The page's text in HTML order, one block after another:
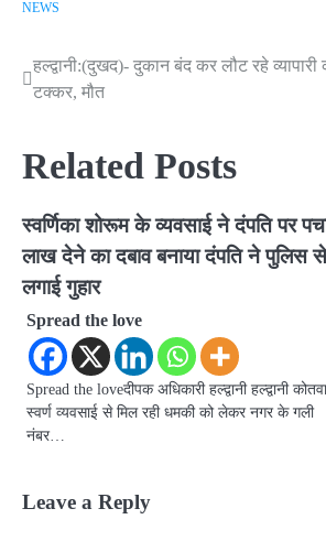
NEWS
Post
हल्द्वानी:(दुखद)- दुकान बंद कर लौट रहे व्यापारी
टक्कर, मौत
Related Posts
स्वर्णिका शोरूम के व्यवसाई ने दंपति पर
लाख देने का दबाव बनाया दंपति ने पुलिस से
लगाई गुहार
Spread the love
Spread the loveदीपक अधिकारी हल्द्वानी हल्द्वानी
स्वर्ण व्यवसाई से मिल रही धमकी को लेकर नगर के गली
नंबर…
Leave a Reply